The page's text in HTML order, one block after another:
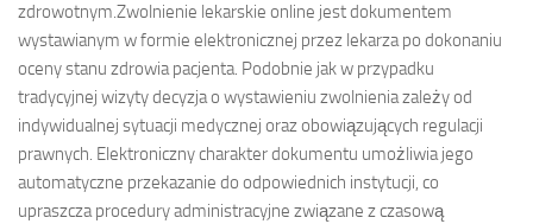
zdrowotnym.Zwolnienie lekarskie online jest dokumentem
wystawianym w formie elektronicznej przez lekarza po dokonaniu
oceny stanu zdrowia pacjenta. Podobnie jak w przypadku
tradycyjnej wizyty decyzja o wystawieniu zwolnienia zależy od
indywidualnej sytuacji medycznej oraz obowiązujących regulacji
prawnych. Elektroniczny charakter dokumentu umożliwia jego
automatyczne przekazanie do odpowiednich instytucji, co
upraszcza procedury administracyjne związane z czasową